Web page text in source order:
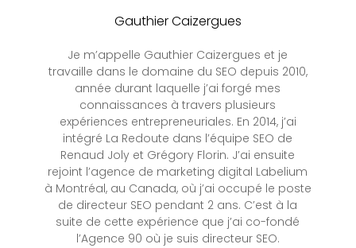
Gauthier Caizergues
Je m’appelle Gauthier Caizergues et je
travaille dans le domaine du SEO depuis 2010,
année durant laquelle j’ai forgé mes
connaissances à travers plusieurs
expériences entrepreneuriales. En 2014, j’ai
intégré La Redoute dans l’équipe SEO de
Renaud Joly et Grégory Florin. J’ai ensuite
rejoint l’agence de marketing digital Labelium
à Montréal, au Canada, où j’ai occupé le poste
de directeur SEO pendant 2 ans. C’est à la
suite de cette expérience que j’ai co-fondé
l’Agence 90 où je suis directeur SEO.